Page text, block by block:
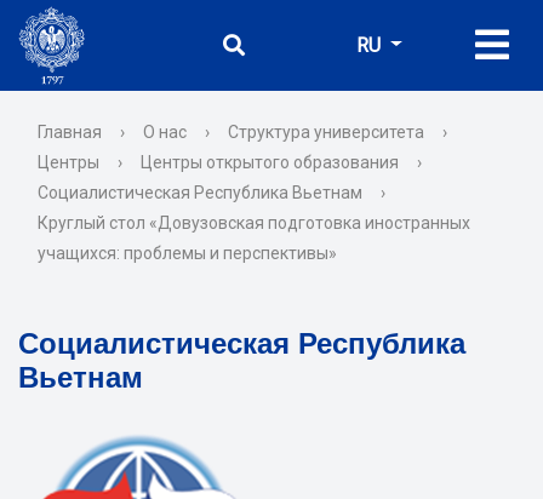
RU
Главная › О нас › Структура университета
›
Центры
› Центры открытого образования
›
Социалистическая Республика Вьетнам
›
Круглый стол «Довузовская подготовка иностранных
учащихся: проблемы и перспективы»
Социалистическая Республика
Вьетнам